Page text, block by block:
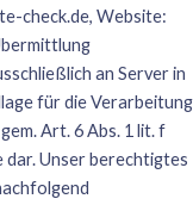
check.de, Website:
an Server in
für die Verarbeitung
Art. 6 Abs. 1 lit. f
Unser berechtigtes